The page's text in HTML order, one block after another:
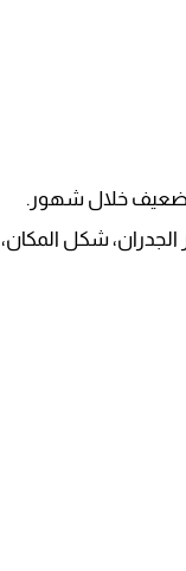
ضعيف خلال شهور.
شكل المكان،